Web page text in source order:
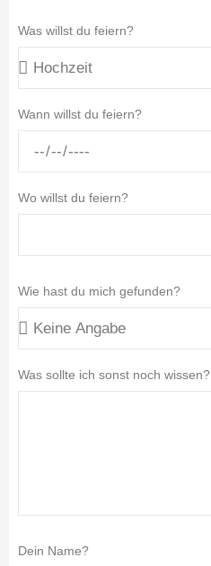
Was willst du feiern?
Wann willst du feiern?
Wo willst du feiern?
Wie hast du mich gefunden?
Was sollte ich sonst noch wissen?
Dein Name?